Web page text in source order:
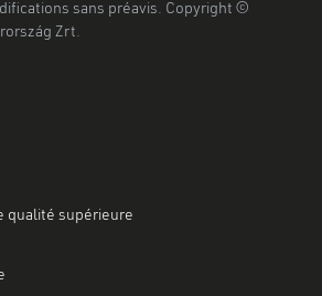
sans préavis. Copyright ©
Zrt.
qualité supérieure